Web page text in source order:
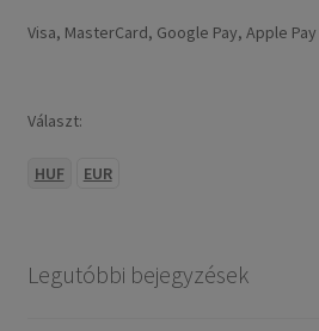
Visa, MasterCard, Google Pay, Apple
Választ:
HUF EUR
Legutóbbi bejegyzések